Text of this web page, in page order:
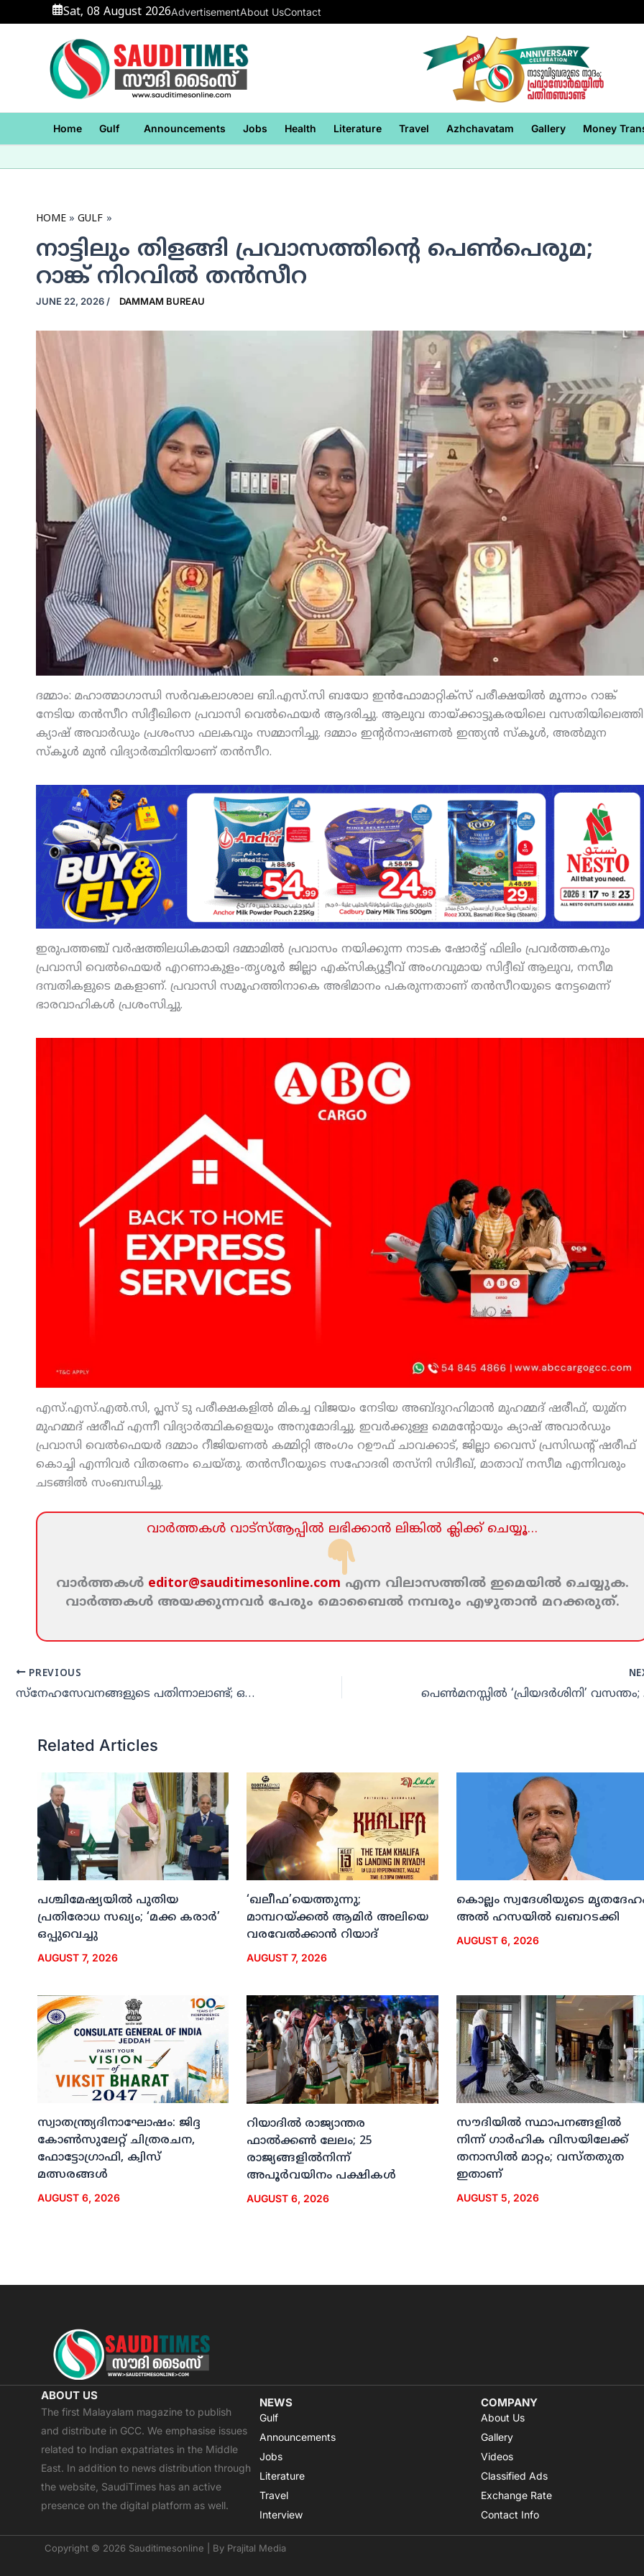
to
Sat, 08 August 2026AdvertisementAbout UsContact
Home Gulf Announcements Jobs Health Literature Travel Azhchavatam Gallery Money
HOME GULF
നാട്ടിലും തിളങ്ങി പ്രവാസത്തിന്റെ പെണ്‍പെരുമ;
റാങ്ക് നിറവില്‍ തന്‍സീറ
JUNE 22, 2026 / DAMMAM BUREAU
ദമ്മാം: മഹാത്മാഗാന്ധി സര്‍വകലാശാല ബി.എസ്.സി ബയോ ഇന്‍ഫോമാറ്റിക്‌സ് പരീക്ഷയില്‍ മൂന്നാം റാങ്ക്
നേടിയ തന്‍സീറ സിദ്ദീഖിനെ പ്രവാസി വെല്‍ഫെയര്‍ ആദരിച്ചു. ആലുവ തായ്ക്കാട്ടുകരയിലെ വസതിയിലെത്തി
ക്യാഷ് അവാര്‍ഡും പ്രശംസാ ഫലകവും സമ്മാനിച്ചു. ദമ്മാം ഇന്റര്‍നാഷണല്‍ ഇന്ത്യന്‍ സ്‌കൂള്‍, അല്‍മുന
സ്‌കൂള്‍ മുന്‍ വിദ്യാര്‍ത്ഥിനിയാണ് തന്‍സീറ.
ഇരുപത്തഞ്ച് വര്‍ഷത്തിലധികമായി ദമ്മാമില്‍ പ്രവാസം നയിക്കുന്ന നാടക ഷോര്‍ട്ട് ഫിലിം പ്രവര്‍ത്തകനും
പ്രവാസി വെല്‍ഫെയര്‍ എറണാകുളം-തൃശൂര്‍ ജില്ലാ എക്‌സിക്യൂട്ടീവ് അംഗവുമായ സിദ്ദീഖ് ആലുവ, നസീമ
ദമ്പതികളുടെ മകളാണ്. പ്രവാസി സമൂഹത്തിനാകെ അഭിമാനം പകരുന്നതാണ് തന്‍സീറയുടെ നേട്ടമെന്ന്
ഭാരവാഹികള്‍ പ്രശംസിച്ചു.
എസ്.എസ്.എല്‍.സി, പ്ലസ് ടു പരീക്ഷകളില്‍ മികച്ച വിജയം നേടിയ അബ്ദുറഹിമാന്‍ മുഹമ്മദ് ഷരീഫ്, യുമ്‌ന
മുഹമ്മദ് ഷരീഫ് എന്നീ വിദ്യാര്‍ത്ഥികളെയും അനുമോദിച്ചു. ഇവര്‍ക്കുള്ള മെമന്റോയും ക്യാഷ് അവാര്‍ഡും
പ്രവാസി വെല്‍ഫെയര്‍ ദമ്മാം റീജിയണല്‍ കമ്മിറ്റി അംഗം റഊഫ് ചാവക്കാട്, ജില്ലാ വൈസ് പ്രസിഡന്റ് ഷരീഫ്
കൊച്ചി എന്നിവര്‍ വിതരണം ചെയ്തു. തന്‍സീറയുടെ സഹോദരി തസ്‌നി സിദീഖ്, മാതാവ് നസീമ എന്നിവരും
ചടങ്ങില്‍ സംബന്ധിച്ചു.
വാര്‍ത്തകള്‍ വാട്‌സ്‌ആപ്പില്‍ ലഭിക്കാന്‍ ലിങ്കില്‍ ക്ലിക്ക്‌ ചെയ്യൂ…
വാര്‍ത്തകള്‍ editor@sauditimesonline.com എന്ന വിലാസത്തില്‍ ഇമെയില്‍ ചെയ്യുക.
വാര്‍ത്തകള്‍ അയക്കുന്നവര്‍ പേരും മൊബൈല്‍ നമ്പരും എഴുതാന്‍ മറക്കരുത്‌.
PREVIOUS
സ്‌നേഹസേവനങ്ങളുടെ പതിന്നാലാണ്ട്; ഒരുമയുടെ വസന്തം തീര്‍ത്ത് എസ്.എം.സി കൂട്ടായ്മ
Related Articles
പശ്ചിമേഷ്യയില്‍ പുതിയ
പ്രതിരോധ സഖ്യം; ‘മക്ക കരാര്‍’
ഒപ്പുവെച്ചു
AUGUST 7, 2026
‘ഖലീഫ’യെത്തുന്നു;
മാമ്പറയ്ക്കല്‍ ആമിര്‍ അലിയെ
വരവേല്‍ക്കാന്‍ റിയാദ്
AUGUST 7, 2026
കൊല്ലം സ്വദേശിയുടെ
അല്‍ ഹസയില്‍ ഖബറടക്കി
AUGUST 6, 2026
സ്വാതന്ത്ര്യദിനാഘോഷം: ജിദ്ദ
കോണ്‍സുലേറ്റ് ചിത്രരചന,
ഫോട്ടോഗ്രാഫി, ക്വിസ്
മത്സരങ്ങള്‍
AUGUST 6, 2026
റിയാദില്‍ രാജ്യാന്തര
ഫാല്‍ക്കണ്‍ ലേലം; 25
രാജ്യങ്ങളില്‍നിന്ന്
അപൂര്‍വയിനം പക്ഷികള്‍
AUGUST 6, 2026
സൗദിയില്‍ സ്ഥാപനങ്ങളില്‍
നിന്ന് ഗാര്‍ഹിക വിസയിലേക്ക്
തനാസില്‍ മാറ്റം; വസ്തതുത
ഇതാണ്
AUGUST 5, 2026
ABOUT US
The first Malayalam magazine to publish
and distribute in GCC. We emphasise issues
related to Indian expatriates in the Middle
East. In addition to news distribution through
the website, SaudiTimes has an active
presence on the digital platform as well.
NEWS
Gulf
Announcements
Jobs
Literature
Travel
Interview
COMPANY
About Us
Gallery
Videos
Classified Ads
Exchange Rate
Contact Info
Copyright © 2026 Sauditimesonline | By Prajital Media